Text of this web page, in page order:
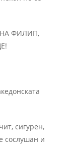
ФИЛИП,
сигурен,
сослушан и